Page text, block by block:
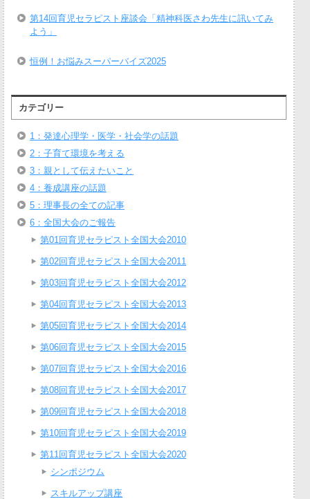
第14回育児セラピスト座談会「精神科医さわ先生に訊いてみ
よう」
恒例！お悩みスーパーバイズ2025
カテゴリー
1：発達心理学・医学・社会学の話題
2：子育て環境を考える
3：親として伝えたいこと
4：養成講座の話題
5：理事長の全ての記事
6：全国大会のご報告
第01回育児セラピスト全国大会2010
第02回育児セラピスト全国大会2011
第03回育児セラピスト全国大会2012
第04回育児セラピスト全国大会2013
第05回育児セラピスト全国大会2014
第06回育児セラピスト全国大会2015
第07回育児セラピスト全国大会2016
第08回育児セラピスト全国大会2017
第09回育児セラピスト全国大会2018
第10回育児セラピスト全国大会2019
第11回育児セラピスト全国大会2020
シンポジウム
スキルアップ講座